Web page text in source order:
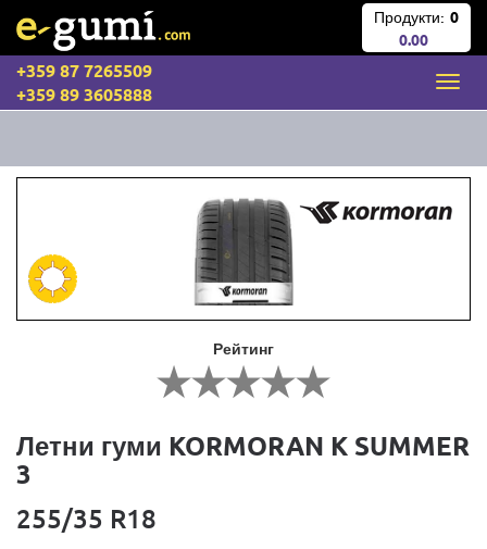
Продукти: 0
0.00
+359 87 7265509
+359 89 3605888
Рейтинг
Летни гуми KORMORAN K SUMMER
3
255/35 R18